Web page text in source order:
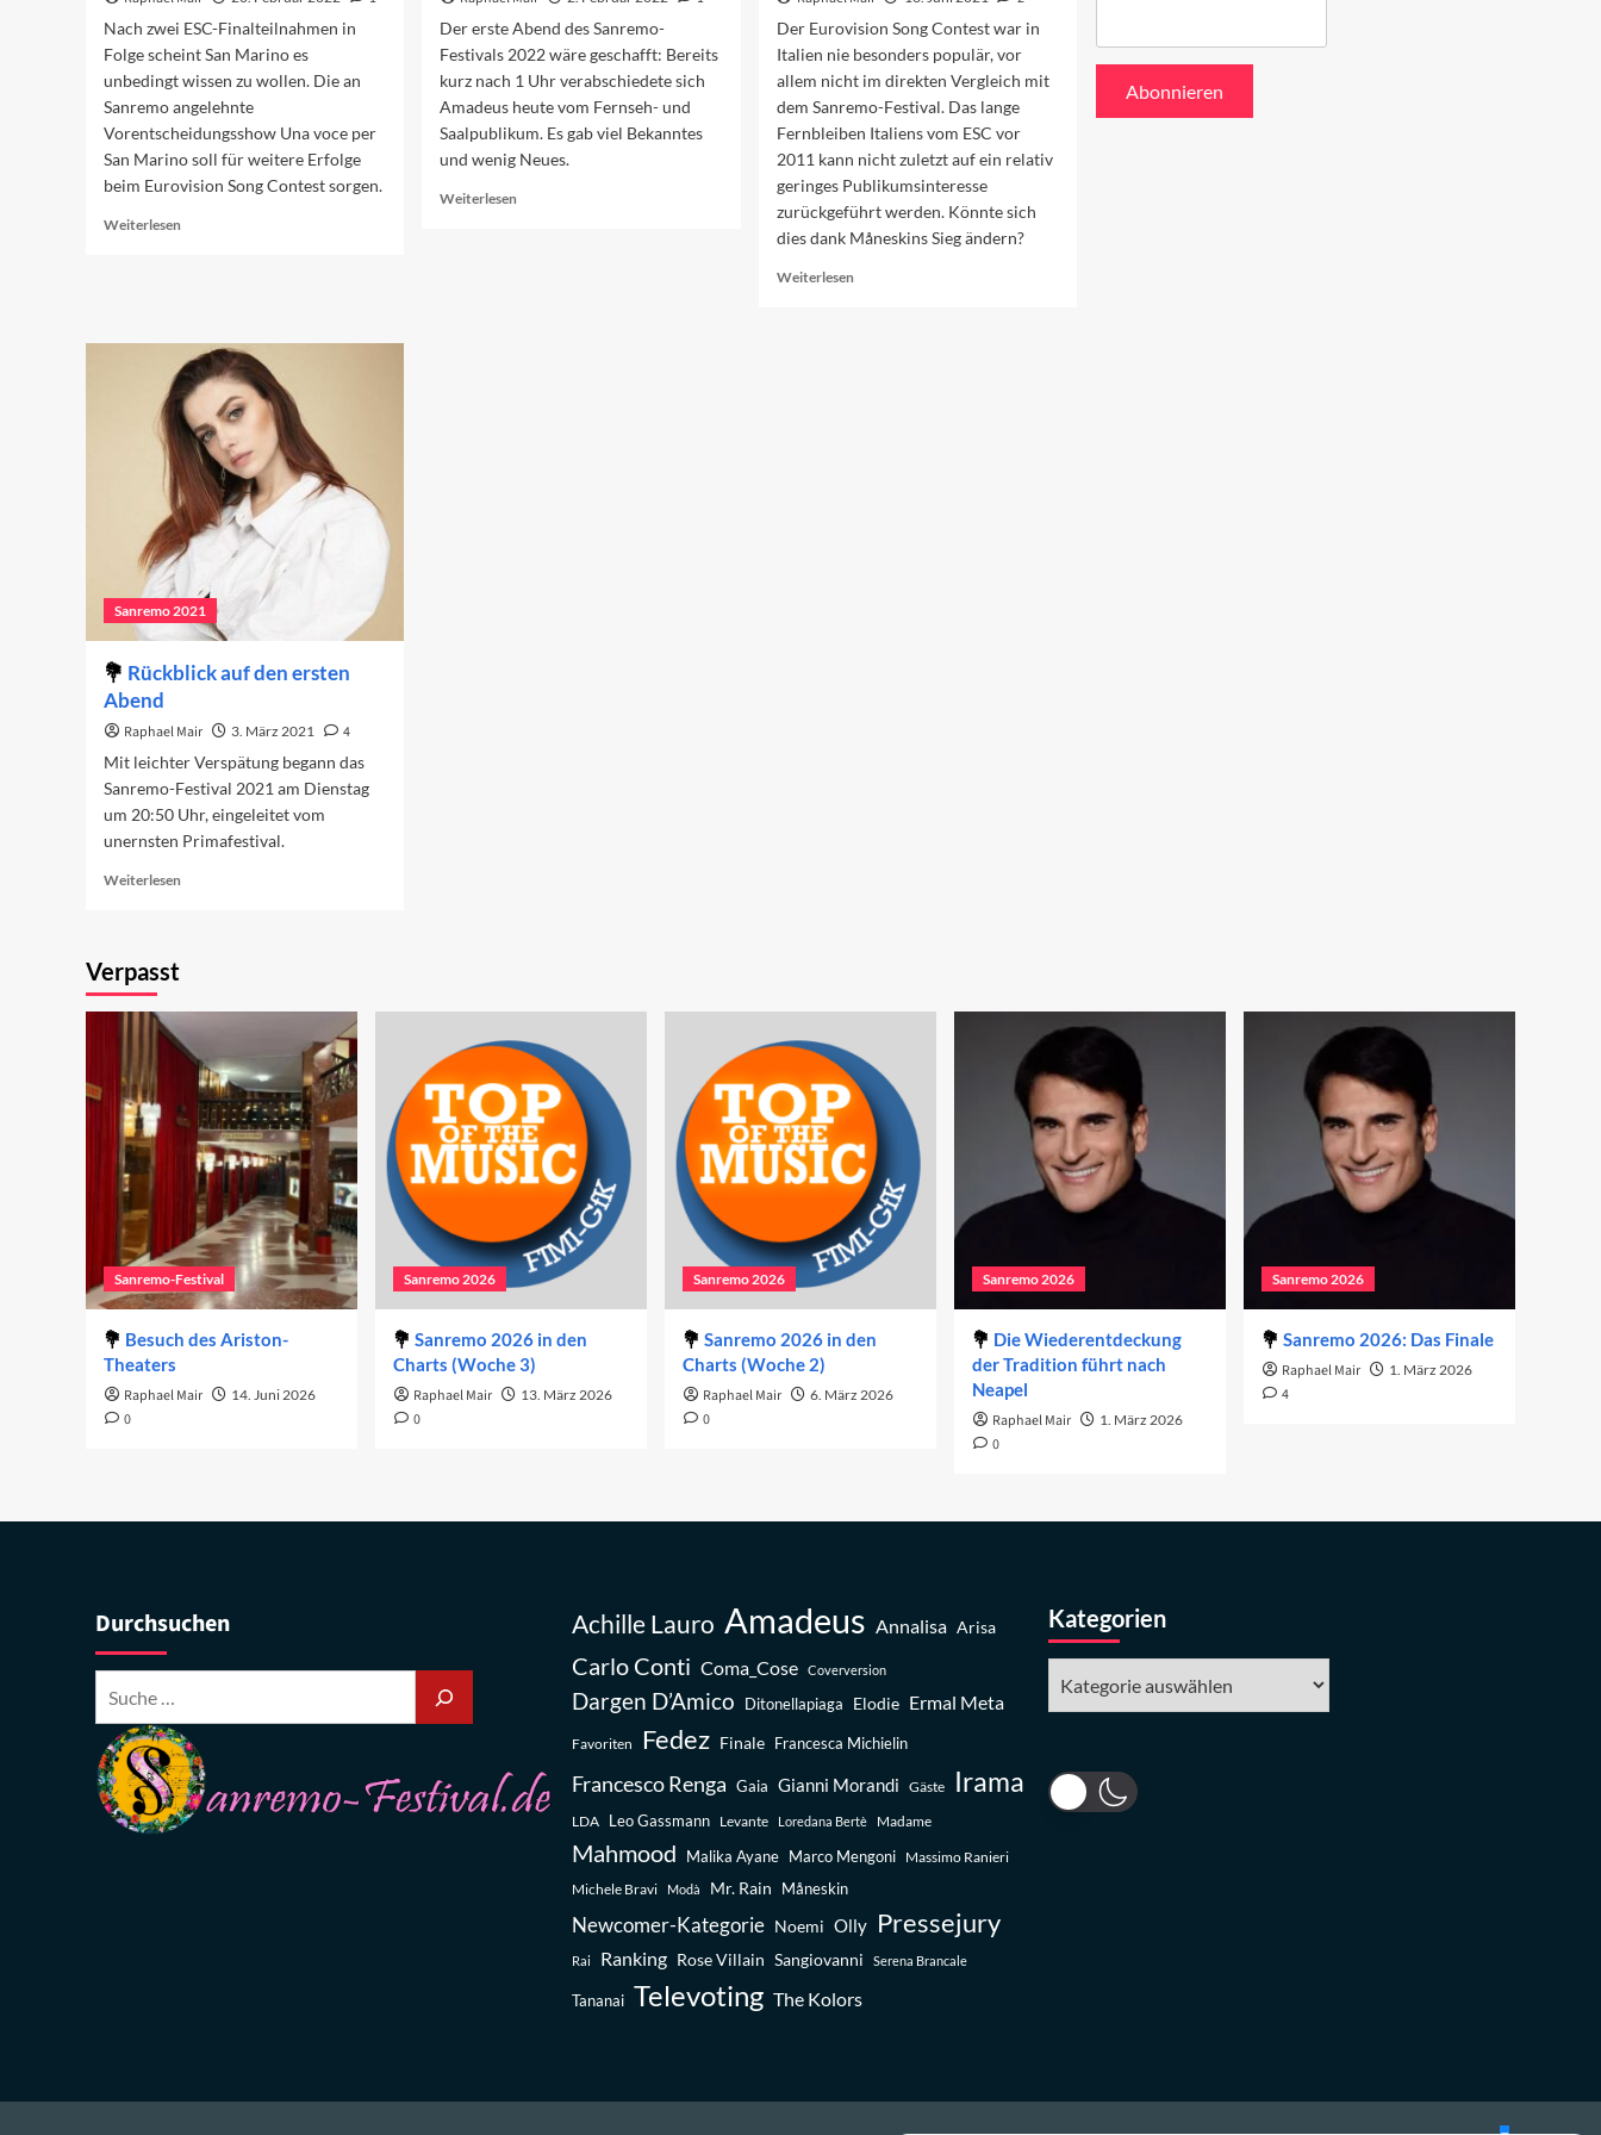
Nach zwei ESC-Finalteilnahmen in
Folge scheint San Marino es
unbedingt wissen zu wollen. Die an
Sanremo angelehnte
Vorentscheidungsshow Una voce per
San Marino soll für weitere Erfolge
beim Eurovision Song Contest sorgen.
Weiterlesen
von
Sanremo
nach
San
Marino
Der erste Abend des Sanremo-
Festivals 2022 wäre geschafft: Bereits
kurz nach 1 Uhr verabschiedete sich
Amadeus heute vom Fernseh- und
Saalpublikum. Es gab viel Bekanntes
und wenig Neues.
Weiterlesen
Der Eurovision Song Contest war in
Italien nie besonders populär, vor
allem nicht im direkten Vergleich mit
dem Sanremo-Festival. Das lange
Fernbleiben Italiens vom ESC vor
2011 kann nicht zuletzt auf ein relativ
geringes Publikumsinteresse
zurückgeführt werden. Könnte sich
dies dank Måneskins Sieg ändern?
WeiterlesenRead
Sanremo 2021
Rückblick auf den ersten
Abend
Raphael Mair 3. März 2021
4
Mit leichter Verspätung begann das
Sanremo-Festival 2021 am Dienstag
um 20:50 Uhr, eingeleitet vom
unernsten Primafestival.
Weiterlesen
ersten
Verpasst
Sanremo-Festival
Besuch des Ariston-
Theaters
Raphael Mair 14. Juni 2026
0
Sanremo 2026
Sanremo 2026 in den
Charts (Woche 3)
Raphael Mair 13. März 2026
0
Sanremo 2026
Sanremo 2026 in den
Charts (Woche 2)
Raphael Mair 6. März 2026
0
Sanremo 2026
Die Wiederentdeckung
der Tradition führt nach
Neapel
Raphael Mair 1. März 2026
0
Sanremo 2026
Sanremo 2026: Das Finale
Raphael Mair 1. März 2026
4
Durchsuchen Achille Lauro Amadeus Annalisa Arisa
Carlo Conti Coma_Cose Coverversion
Dargen D’Amico Ditonellapiaga Elodie Ermal Meta
Favoriten Fedez Finale Francesca Michielin
Francesco Renga Gaia Gianni Morandi Gäste Irama
LDA Leo Gassmann Levante Loredana Bertè Madame
Mahmood Malika Ayane Marco Mengoni
Massimo Ranieri
Michele Bravi
Modà Mr. Rain Måneskin
Newcomer-Kategorie Noemi Olly Pressejury
Rai Ranking Rose Villain Sangiovanni Serena Brancale
Tananai Televoting The Kolors
Kategorien
Bluesky